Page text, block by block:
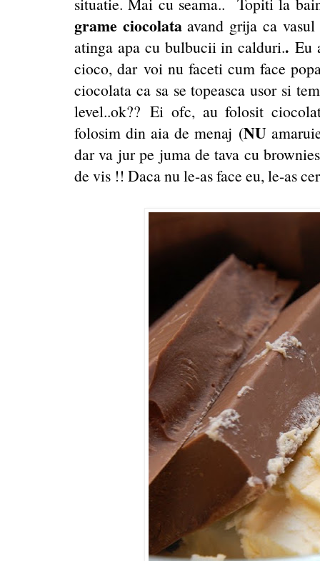
grame ciocolataavand grija ca
atinga apa cu bulbucii in calduri..Eu
cioco, dar voi nu faceti cum face
ciocolata ca sa se topeasca usor si
level..ok?? Ei ofc, au folosit
folosim din aia de menaj (NU
dar va jur pe juma de tava cu
de vis !! Daca nu le-as face eu, le-as